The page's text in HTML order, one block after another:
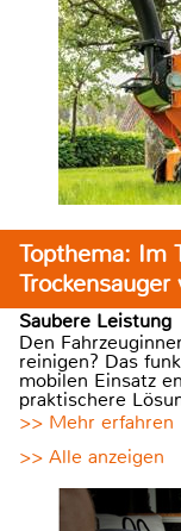
Topthema: Im
Saubere Leistung
Den
reinigen? Das
mobilen Einsatz
praktischere
>> Mehr erfahren
>> Alle anzeigen